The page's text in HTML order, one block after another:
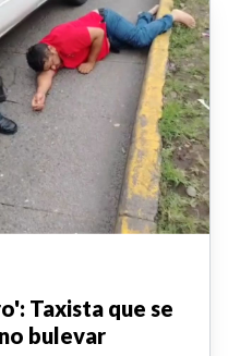
Taxista que se
bulevar